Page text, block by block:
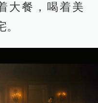
统一德国的三
争、1866年普
争）的丰功伟
这些人从未亲上